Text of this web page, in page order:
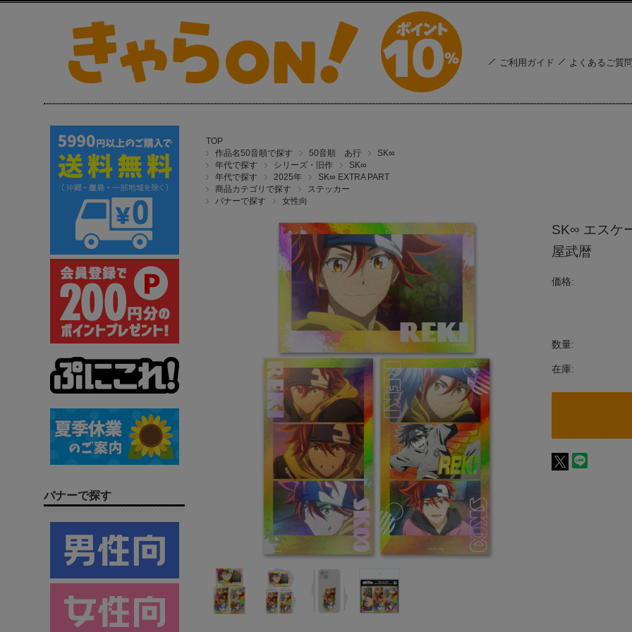
ご利用ガイド よくあるご質
TOP
作品名50音順で探す
50音順 あ行
SK∞
年代で探す
シリーズ・旧作
SK∞
年代で探す
2025年
SK∞ EXTRA PART
商品カテゴリで探す
ステッカー
バナーで探す
女性向
SK∞ エスケ
屋武暦
価格:
数量:
在庫:
バナーで探す